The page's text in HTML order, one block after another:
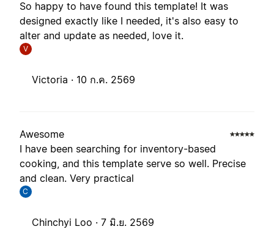
So happy to have found this template! It was
designed exactly like I needed, it's also easy to
alter and update as needed, love it.
V
Victoria · 10 ก.ค. 2569
Awesome
I have been searching for inventory-based
cooking, and this template serve so well. Precise
and clean. Very practical
C
Chinchyi Loo · 7 มิ.ย. 2569